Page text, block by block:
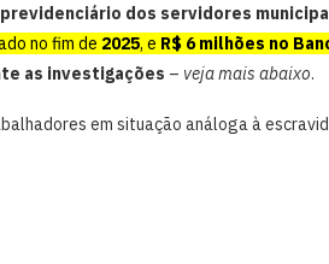
dos servidores
no fim de 2025, e R$ 6 milhões no
as investigações – veja mais abaixo.
em situação análoga à